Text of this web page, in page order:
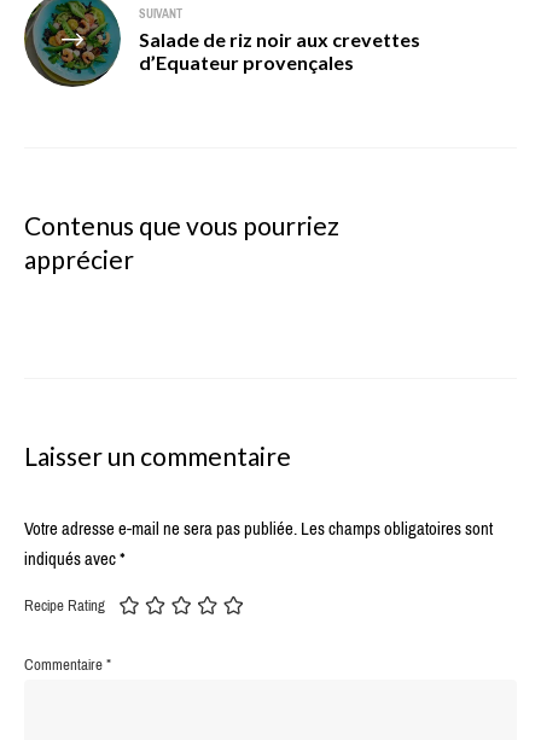
SUIVANT
Salade de riz noir aux crevettes
d’Equateur provençales
Contenus que vous pourriez
apprécier
Laisser un commentaire
Votre adresse e-mail ne sera pas publiée.Les champs obligatoires sont
indiqués avec*
Recipe Rating
Commentaire*